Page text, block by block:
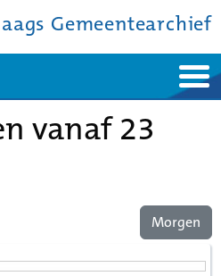
Gemeentearchief
vanaf 23
Morgen